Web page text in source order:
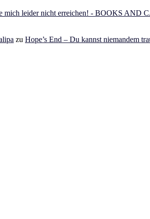
leider nicht erreichen! - BOOKS AND
zu Hope’s End – Du kannst niemandem